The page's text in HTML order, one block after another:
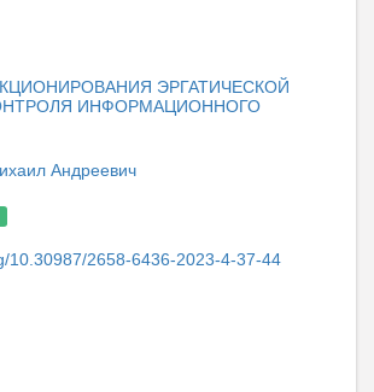
ЭРГАТИЧЕСКОЙ
ИНФОРМАЦИОННОГО
Андреевич
10.30987/2658-6436-2023-4-37-44